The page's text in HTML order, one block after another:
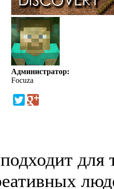
Администратор:
Focuza